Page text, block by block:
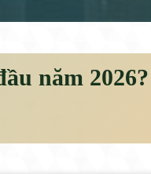
năm 2026?